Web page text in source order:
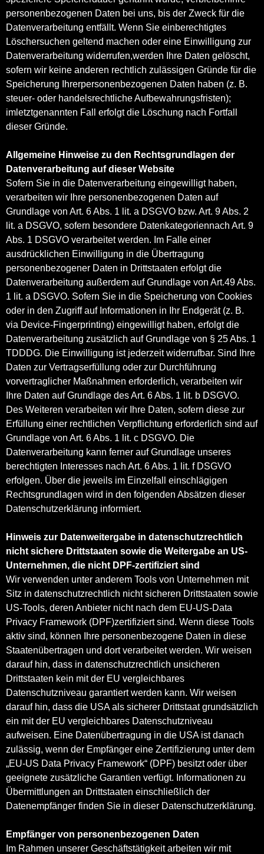
personenbezogenen Daten bei uns, bis der Zweck für die
Datenverarbeitung entfällt. Wenn Sie einberechtigtes
Löschersuchen geltend machen oder eine Einwilligung zur
Datenverarbeitung widerrufen,werden Ihre Daten gelöscht,
sofern wir keine anderen rechtlich zulässigen Gründe für die
Speicherung Ihrerpersonenbezogenen Daten haben (z. B.
steuer- oder handelsrechtliche Aufbewahrungsfristen);
imletztgenannten Fall erfolgt die Löschung nach Fortfall
dieser Gründe.
Allgemeine Hinweise zu den Rechtsgrundlagen der
Datenverarbeitung auf dieser Website
Sofern Sie in die Datenverarbeitung eingewilligt haben,
verarbeiten wir Ihre personenbezogenen Daten auf
Grundlage von Art. 6 Abs. 1 lit. a DSGVO bzw. Art. 9 Abs. 2
lit. a DSGVO, sofern besondere Datenkategoriennach Art. 9
Abs. 1 DSGVO verarbeitet werden. Im Falle einer
ausdrücklichen Einwilligung in die Übertragung
personenbezogener Daten in Drittstaaten erfolgt die
Datenverarbeitung außerdem auf Grundlage von Art.49 Abs.
1 lit. a DSGVO. Sofern Sie in die Speicherung von Cookies
oder in den Zugriff auf Informationen in Ihr Endgerät (z. B.
via Device-Fingerprinting) eingewilligt haben, erfolgt die
Datenverarbeitung zusätzlich auf Grundlage von § 25 Abs. 1
TDDDG. Die Einwilligung ist jederzeit widerrufbar. Sind Ihre
Daten zur Vertragserfüllung oder zur Durchführung
vorvertraglicher Maßnahmen erforderlich, verarbeiten wir
Ihre Daten auf Grundlage des Art. 6 Abs. 1 lit. b DSGVO.
Des Weiteren verarbeiten wir Ihre Daten, sofern diese zur
Erfüllung einer rechtlichen Verpflichtung erforderlich sind auf
Grundlage von Art. 6 Abs. 1 lit. c DSGVO. Die
Datenverarbeitung kann ferner auf Grundlage unseres
berechtigten Interesses nach Art. 6 Abs. 1 lit. f DSGVO
erfolgen. Über die jeweils im Einzelfall einschlägigen
Rechtsgrundlagen wird in den folgenden Absätzen dieser
Datenschutzerklärung informiert.
Hinweis zur Datenweitergabe in datenschutzrechtlich
nicht sichere Drittstaaten sowie die Weitergabe an US-
Unternehmen, die nicht DPF-zertifiziert sind
Wir verwenden unter anderem Tools von Unternehmen mit
Sitz in datenschutzrechtlich nicht sicheren Drittstaaten sowie
US-Tools, deren Anbieter nicht nach dem EU-US-Data
Privacy Framework (DPF)zertifiziert sind. Wenn diese Tools
aktiv sind, können Ihre personenbezogene Daten in diese
Staatenübertragen und dort verarbeitet werden. Wir weisen
darauf hin, dass in datenschutzrechtlich unsicheren
Drittstaaten kein mit der EU vergleichbares
Datenschutzniveau garantiert werden kann. Wir weisen
darauf hin, dass die USA als sicherer Drittstaat grundsätzlich
ein mit der EU vergleichbares Datenschutzniveau
aufweisen. Eine Datenübertragung in die USA ist danach
zulässig, wenn der Empfänger eine Zertifizierung unter dem
„EU-US Data Privacy Framework“ (DPF) besitzt oder über
geeignete zusätzliche Garantien verfügt. Informationen zu
Übermittlungen an Drittstaaten einschließlich der
Datenempfänger finden Sie in dieser Datenschutzerklärung.
Empfänger von personenbezogenen Daten
Im Rahmen unserer Geschäftstätigkeit arbeiten wir mit